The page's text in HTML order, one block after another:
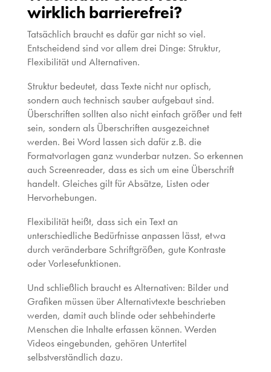
wirklich barrierefrei?
Tatsächlich braucht es dafür gar nicht so viel.
Entscheidend sind vor allem drei Dinge: Struktur,
Flexibilität und Alternativen.
Struktur bedeutet, dass Texte nicht nur optisch,
sondern auch technisch sauber aufgebaut sind.
Überschriften sollten also nicht einfach größer und fett
sein, sondern als Überschriften ausgezeichnet
werden. Bei Word lassen sich dafür z.B. die
Formatvorlagen ganz wunderbar nutzen. So erkennen
auch Screenreader, dass es sich um eine Überschrift
handelt. Gleiches gilt für Absätze, Listen oder
Hervorhebungen.
Flexibilität heißt, dass sich ein Text an
unterschiedliche Bedürfnisse anpassen lässt, etwa
durch veränderbare Schriftgrößen, gute Kontraste
oder Vorlesefunktionen.
Und schließlich braucht es Alternativen: Bilder und
Grafiken müssen über Alternativtexte beschrieben
werden, damit auch blinde oder sehbehinderte
Menschen die Inhalte erfassen können. Werden
Videos eingebunden, gehören Untertitel
selbstverständlich dazu.